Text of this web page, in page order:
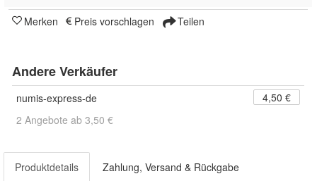
Merken Preis vorschlagen Teilen
Andere Verkäufer
numis-express-de
4,50 €
2 Angebote ab 3,50 €
Produktdetails Zahlung, Versand & Rückgabe